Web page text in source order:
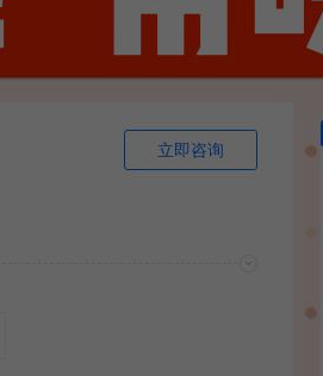
立即咨询